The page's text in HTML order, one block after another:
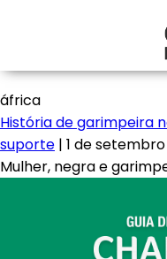
áfrica
História de garimpeira
suporte | 1 de setembro
Mulher, negra e